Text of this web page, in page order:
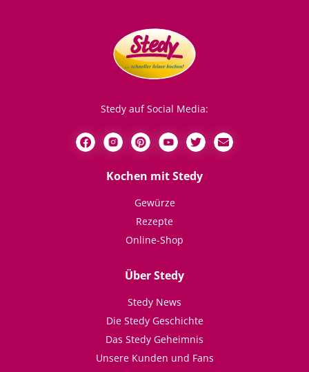
Stedy auf Social Media:
Kochen mit Stedy
Gewürze
Rezepte
Online-Shop
Über Stedy
Stedy News
Die Stedy Geschichte
Das Stedy Geheimnis
Unsere Kunden und Fans